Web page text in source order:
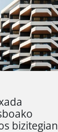
bizitegian